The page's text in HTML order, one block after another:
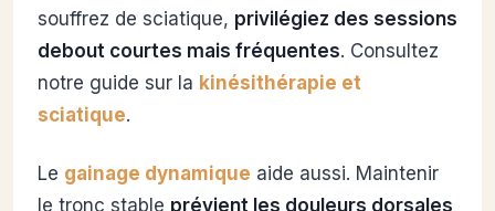
souffrez de sciatique, privilégiez des sessions
debout courtes mais fréquentes. Consultez
notre guide sur la kinésithérapie et
sciatique.
Le gainage dynamique aide aussi. Maintenir
le tronc stable prévient les douleurs dorsales